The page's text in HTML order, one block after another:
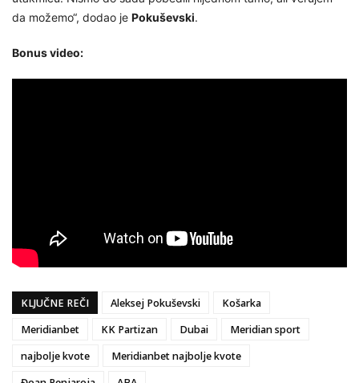
da možemo“, dodao je Pokuševski.
Bonus video:
KLJUČNE REČI Aleksej Pokuševski
Košarka
Meridianbet
KK Partizan Dubai
Meridian sport
najbolje kvote
Meridianbet najbolje kvote